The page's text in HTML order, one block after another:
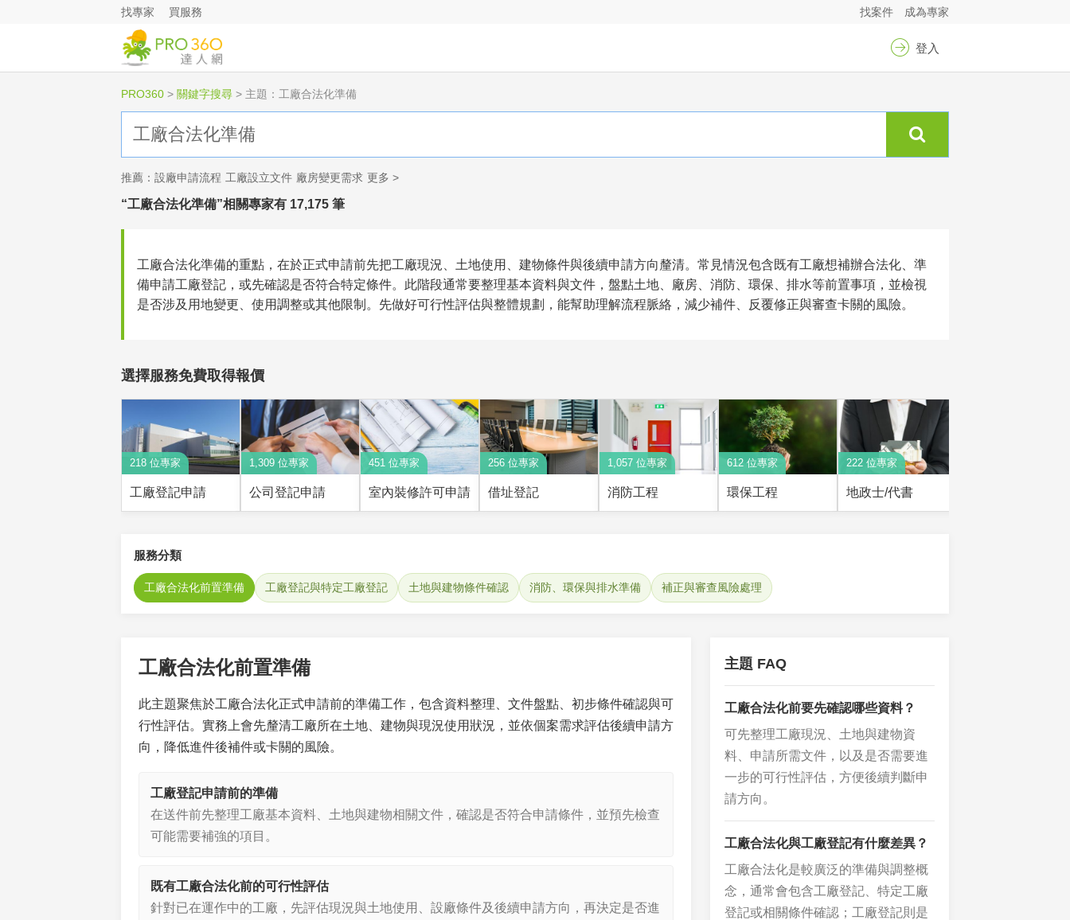
找專家 買服務 成為專家
找案件
登入
PRO360 > 關鍵字搜尋 > 主題：工廠合法化準備
推薦： 設廠申請流程 工廠設立文件 廠房變更需求 更多 >
“工廠合法化準備”相關專家有 17,175 筆
工廠合法化準備的重點，在於正式申請前先把工廠現況、土地使用、建物條件與後續申請方向釐清。常見情況包含既有工廠想補辦合法化、準
備申請工廠登記，或先確認是否符合特定條件。此階段通常要整理基本資料與文件，盤點土地、廠房、消防、環保、排水等前置事項，並檢視
是否涉及用地變更、使用調整或其他限制。先做好可行性評估與整體規劃，能幫助理解流程脈絡，減少補件、反覆修正與審查卡關的風險。
選擇服務免費取得報價
218 位專家
工廠登記申請
1,309 位專家
公司登記申請
451 位專家
室內裝修許可申請
256 位專家
借址登記
1,057 位專家
消防工程
612 位專家
環保工程
222 位專家
地政士/代書
服務分類
工廠合法化前置準備 工廠登記與特定工廠登記 土地與建物條件確認 消防、環保與排水準備 補正與審查風險處理
工廠合法化前置準備
此主題聚焦於工廠合法化正式申請前的準備工作，包含資料整理、文件盤點、初步條件確認與可
行性評估。實務上會先釐清工廠所在土地、建物與現況使用狀況，並依個案需求評估後續申請方
向，降低進件後補件或卡關的風險。
工廠登記申請前的準備
在送件前先整理工廠基本資料、土地與建物相關文件，確認是否符合申請條件，並預先檢查
可能需要補強的項目。
既有工廠合法化前的可行性評估
針對已在運作中的工廠，先評估現況與土地使用、設廠條件及後續申請方向，再決定是否進
主題 FAQ
工廠合法化前要先確認哪些資料？
可先整理工廠現況、土地與建物資
料、申請所需文件，以及是否需要進
一步的可行性評估，方便後續判斷申
請方向。
工廠合法化與工廠登記有什麼差異？
工廠合法化是較廣泛的準備與調整概
念，通常會包含工廠登記、特定工廠
登記或相關條件確認；工廠登記則是